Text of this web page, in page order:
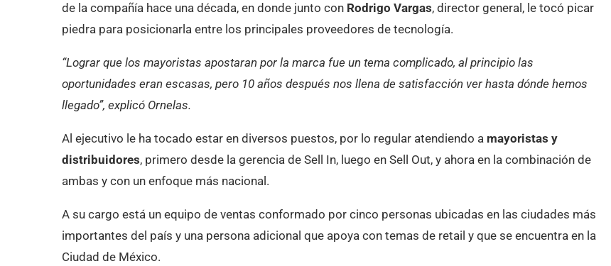
de la compañía hace una década, en donde junto con Rodrigo Vargas, director general, le tocó picar
piedra para posicionarla entre los principales proveedores de tecnología.
“Lograr que los mayoristas apostaran por la marca fue un tema complicado, al principio las
oportunidades eran escasas, pero 10 años después nos llena de satisfacción ver hasta dónde hemos
llegado”, explicó Ornelas.
Al ejecutivo le ha tocado estar en diversos puestos, por lo regular atendiendo a mayoristas y
distribuidores, primero desde la gerencia de Sell In, luego en Sell Out, y ahora en la combinación de
ambas y con un enfoque más nacional.
A su cargo está un equipo de ventas conformado por cinco personas ubicadas en las ciudades más
importantes del país y una persona adicional que apoya con temas de retail y que se encuentra en la
Ciudad de México.